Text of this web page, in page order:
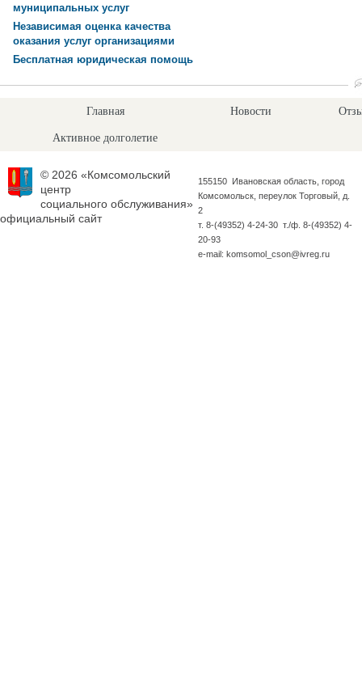
муниципальных услуг
Независимая оценка качества
оказания услуг организациями
Бесплатная юридическая помощь
Главная Новости
Активное долголетие
© 2026 «Комсомольский
центр
социального обслуживания»
официальный сайт
155150 Ивановская область, город
Комсомольск, переулок Торговый, д.
2
т. 8-(49352) 4-24-30 т./ф. 8-(49352) 4-
20-93
e-mail: komsomol_cson@ivreg.ru